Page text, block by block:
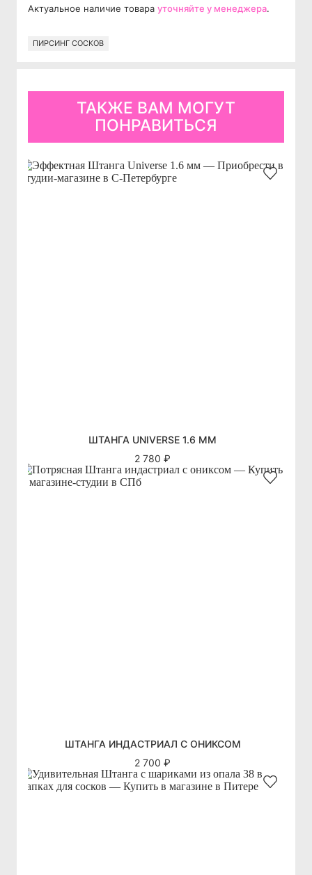
Актуальное наличие товара уточняйте у менеджера.
ПИРСИНГ СОСКОВ
ТАКЖЕ ВАМ МОГУТ
ПОНРАВИТЬСЯ
ШТАНГА UNIVERSE 1.6 ММ
2 780 ₽
ШТАНГА ИНДАСТРИАЛ С ОНИКСОМ
2 700 ₽